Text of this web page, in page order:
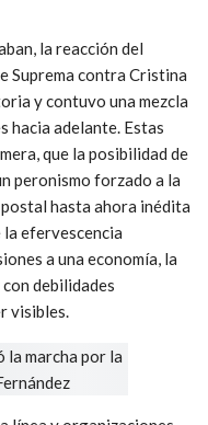
la reacción del
Suprema contra Cristina
y contuvo una mezcla
hacia adelante. Estas
que la posibilidad de
peronismo forzado a la
hasta ahora inédita
la efervescencia
a una economía, la
debilidades
visibles.